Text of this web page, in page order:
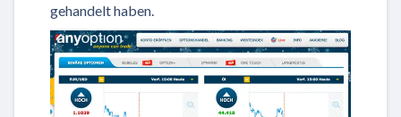
gehandelt haben.